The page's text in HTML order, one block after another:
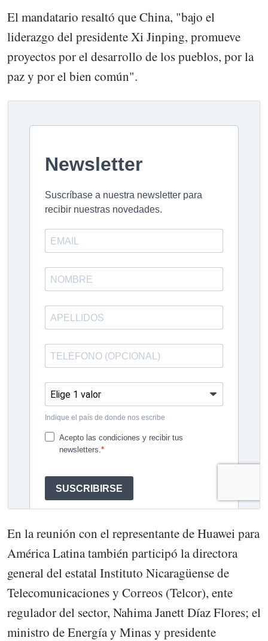
El mandatario resaltó que China, "bajo el
liderazgo del presidente Xi Jinping, promueve
proyectos por el desarrollo de los pueblos, por la
paz y por el bien común".
En la reunión con el representante de Huawei para
América Latina también participó la directora
general del estatal Instituto Nicaragüense de
Telecomunicaciones y Correos (Telcor), ente
regulador del sector, Nahima Janett Díaz Flores; el
ministro de Energía y Minas y presidente